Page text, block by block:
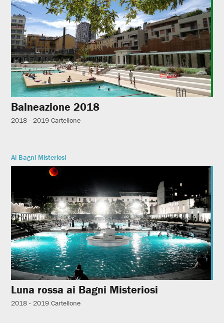
Balneazione 2018
2018 - 2019 Cartellone
Ai Bagni Misteriosi
Luna rossa ai Bagni Misteriosi
2018 - 2019 Cartellone